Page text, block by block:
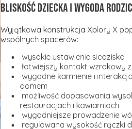
Bliskość dziecka i wygoda
Wyjątkowa konstrukcja Xplory X
wspólnych spacerów:
wysokie ustawienie siedziska
łatwiejszy kontakt wzrokowy
wygodne karmienie i
domem
możliwość dopasowania
restauracjach i kawiarniach
wygodniejsze prowadzenie
regulowana wysokość rączki